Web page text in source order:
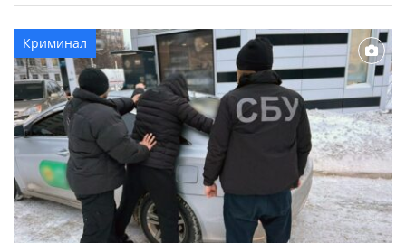
Предварительно, 39-летняя женщина-водитель
автомобиля Mercedes-Benz не выбрала безопасную
скорость движения и допустила наезд на пешехода,
который двигался по правой обочине дороги. […]
Криминал